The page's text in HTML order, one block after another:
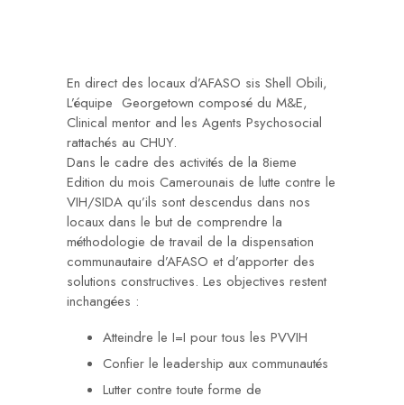
En direct des locaux d’AFASO sis Shell Obili,
L’équipe Georgetown composé du M&E,
Clinical mentor and les Agents Psychosocial
rattachés au CHUY.
Dans le cadre des activités de la 8ieme
Edition du mois Camerounais de lutte contre le
VIH/SIDA qu’ils sont descendus dans nos
locaux dans le but de comprendre la
méthodologie de travail de la dispensation
communautaire d’AFASO et d’apporter des
solutions constructives. Les objectives restent
inchangées :
Atteindre le I=I pour tous les PVVIH
Confier le leadership aux communautés
Lutter contre toute forme de